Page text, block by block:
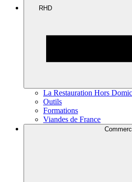
RHD
La Restauration Hors
Outils
Formations
Viandes de France